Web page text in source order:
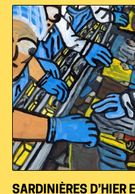
SARDINIÈRES D’HIER